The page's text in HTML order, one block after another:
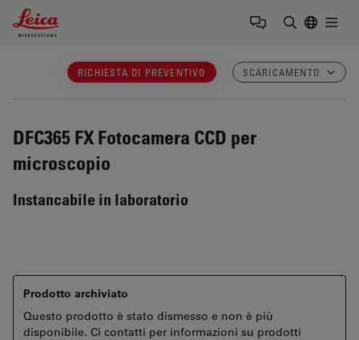
Leica Microsystems Logo
RICHIESTA DI PREVENTIVO SCARICAMENTO
DFC365 FX Fotocamera CCD per
microscopio
Instancabile in laboratorio
Prodotto archiviato
Questo prodotto è stato dismesso e non è più
disponibile. Ci contatti per informazioni su prodotti